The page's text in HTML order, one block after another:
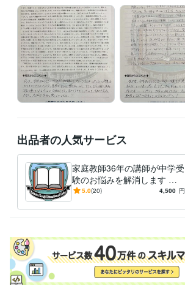
出品者の人気サービス
家庭教師36年の講師が中学受
験のお悩みを解消します 最
難関校対策から発達障害やグ
で対応
5.0(20) 4,500 円